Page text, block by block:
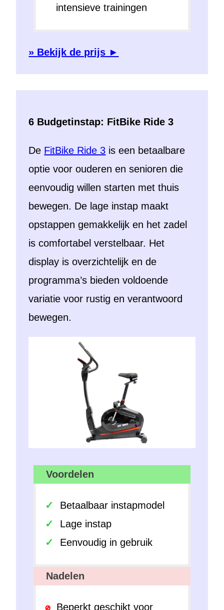
intensieve trainingen
» Bekijk de prijs ►
6 Budgetinstap: FitBike Ride 3
De FitBike Ride 3 is een betaalbare
optie voor ouderen en senioren die
eenvoudig willen starten met thuis
bewegen. De lage instap maakt
opstappen gemakkelijk en het zadel
is comfortabel verstelbaar. Het
display is overzichtelijk en de
programma’s bieden voldoende
variatie voor rustig en verantwoord
bewegen.
Voordelen
Betaalbaar instapmodel
Lage instap
Eenvoudig in gebruik
Nadelen
Beperkt geschikt voor